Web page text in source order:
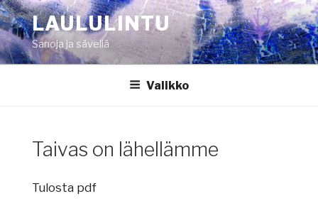
Siirry
sisältöönLAULULINTU
Sanoja ja säveliä
Valikko
Taivas on lähellämme
Tulosta pdf